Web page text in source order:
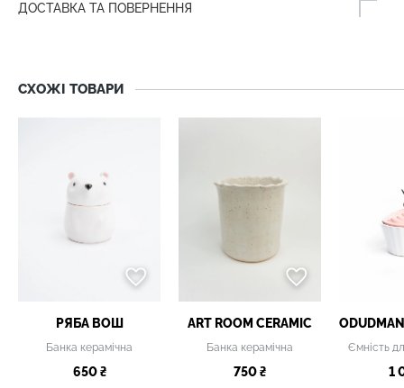
ДОСТАВКА ТА ПОВЕРНЕННЯ
СХОЖІ ТОВАРИ
РЯБА ВОШ
Банка керамічна
650 ₴
ART ROOM CERAMIC
Банка керамічна
750 ₴ 1